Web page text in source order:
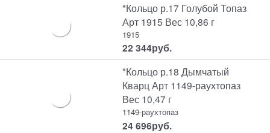
*Кольцо р.17 Голубой Топаз
Арт 1915 Вес 10,86 г
1915
22 344руб.
*Кольцо р.18 Дымчатый
Кварц Арт 1149-раухтопаз
Вес 10,47 г
1149-раухтопаз
24 696руб.